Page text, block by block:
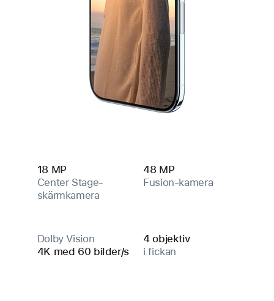
18 MP
Center Stage-
skärm­kamera
48 MP
Fusion-kamera
Dolby Vision
4K med 60 bilder/s
4 objektiv
i fickan